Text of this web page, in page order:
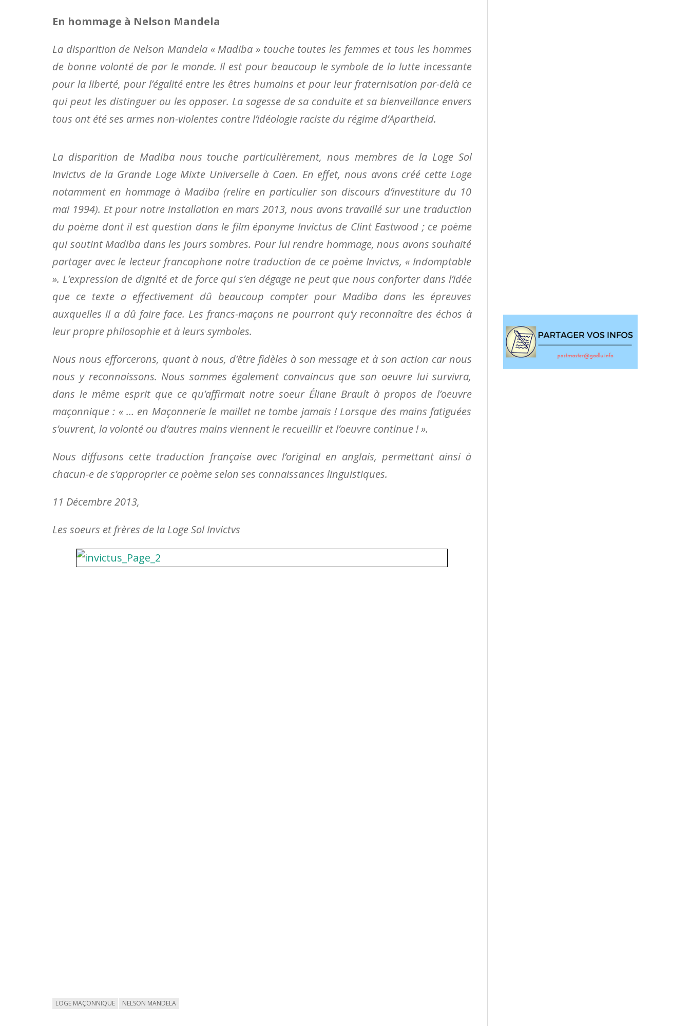
En hommage à Nelson Mandela
La disparition de Nelson Mandela « Madiba » touche toutes les femmes et tous les hommes
de bonne volonté de par le monde. Il est pour beaucoup le symbole de la lutte incessante
pour la liberté, pour l’égalité entre les êtres humains et pour leur fraternisation par-delà ce
qui peut les distinguer ou les opposer. La sagesse de sa conduite et sa bienveillance envers
tous ont été ses armes non-violentes contre l’idéologie raciste du régime d’Apartheid.
La disparition de Madiba nous touche particulièrement, nous membres de la Loge Sol
Invictvs de la Grande Loge Mixte Universelle à Caen. En effet, nous avons créé cette Loge
notamment en hommage à Madiba (relire en particulier son discours d’investiture du 10
mai 1994). Et pour notre installation en mars 2013, nous avons travaillé sur une traduction
du poème dont il est question dans le film éponyme Invictus de Clint Eastwood ; ce poème
qui soutint Madiba dans les jours sombres. Pour lui rendre hommage, nous avons souhaité
partager avec le lecteur francophone notre traduction de ce poème Invictvs, « Indomptable
». L’expression de dignité et de force qui s’en dégage ne peut que nous conforter dans l’idée
que ce texte a effectivement dû beaucoup compter pour Madiba dans les épreuves
auxquelles il a dû faire face. Les francs-maçons ne pourront qu’y reconnaître des échos à
leur propre philosophie et à leurs symboles.
Nous nous efforcerons, quant à nous, d’être fidèles à son message et à son action car nous
nous y reconnaissons. Nous sommes également convaincus que son oeuvre lui survivra,
dans le même esprit que ce qu’affirmait notre soeur Éliane Brault à propos de l’oeuvre
maçonnique : « … en Maçonnerie le maillet ne tombe jamais ! Lorsque des mains fatiguées
s’ouvrent, la volonté ou d’autres mains viennent le recueillir et l’oeuvre continue ! ».
Nous diffusons cette traduction française avec l’original en anglais, permettant ainsi à
chacun-e de s’approprier ce poème selon ses connaissances linguistiques.
11 Décembre 2013,
Les soeurs et frères de la Loge Sol Invictvs
LOGE MAÇONNIQUE NELSON MANDELA